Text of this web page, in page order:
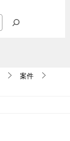
案件